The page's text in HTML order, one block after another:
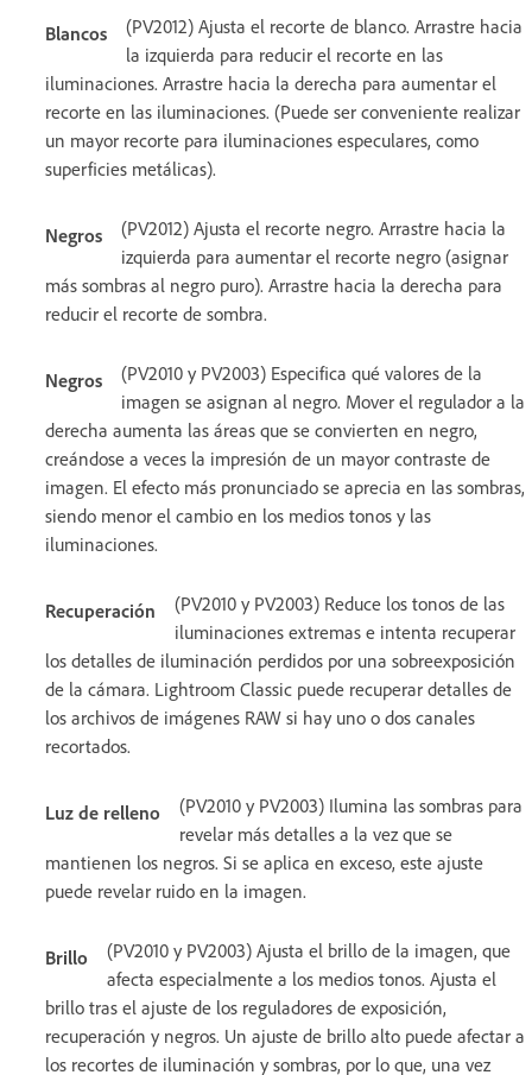
Blancos
(PV2012) Ajusta el recorte de blanco. Arrastre hacia
la izquierda para reducir el recorte en las
iluminaciones. Arrastre hacia la derecha para aumentar el
recorte en las iluminaciones. (Puede ser conveniente realizar
un mayor recorte para iluminaciones especulares, como
superficies metálicas).
Negros
(PV2012) Ajusta el recorte negro. Arrastre hacia la
izquierda para aumentar el recorte negro (asignar
más sombras al negro puro). Arrastre hacia la derecha para
reducir el recorte de sombra.
Negros
(PV2010 y PV2003) Especifica qué valores de la
imagen se asignan al negro. Mover el regulador a la
derecha aumenta las áreas que se convierten en negro,
creándose a veces la impresión de un mayor contraste de
imagen. El efecto más pronunciado se aprecia en las sombras,
siendo menor el cambio en los medios tonos y las
iluminaciones.
Recuperación
(PV2010 y PV2003) Reduce los tonos de las
iluminaciones extremas e intenta recuperar
los detalles de iluminación perdidos por una sobreexposición
de la cámara. Lightroom Classic puede recuperar detalles de
los archivos de imágenes RAW si hay uno o dos canales
recortados.
Luz de relleno
(PV2010 y PV2003) Ilumina las sombras para
revelar más detalles a la vez que se
mantienen los negros. Si se aplica en exceso, este ajuste
puede revelar ruido en la imagen.
Brillo
(PV2010 y PV2003) Ajusta el brillo de la imagen, que
afecta especialmente a los medios tonos. Ajusta el
brillo tras el ajuste de los reguladores de exposición,
recuperación y negros. Un ajuste de brillo alto puede afectar a
los recortes de iluminación y sombras, por lo que, una vez